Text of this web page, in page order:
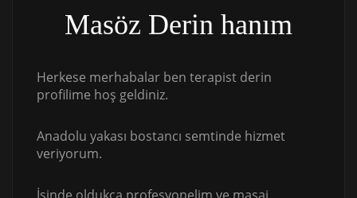
Masöz Derin hanım
Herkese merhabalar ben terapist derin
profilime hoş geldiniz.
Anadolu yakası bostancı semtinde hizmet
veriyorum.